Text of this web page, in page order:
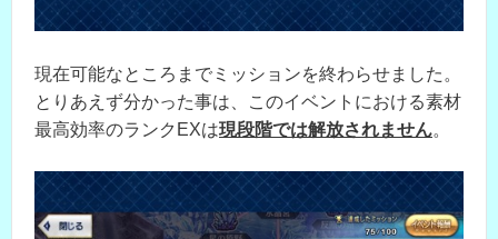
現在可能なところまでミッションを終わらせました。
とりあえず分かった事は、このイベントにおける素材
最高効率のランクEXは現段階では解放されません。